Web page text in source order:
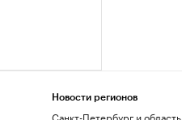
Новости регионов
Санкт-Петербург и область